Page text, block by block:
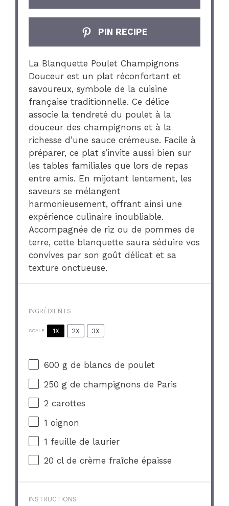
PIN RECIPE
La Blanquette Poulet Champignons
Douceur est un plat réconfortant et
savoureux, symbole de la cuisine
française traditionnelle. Ce délice
associe la tendreté du poulet à la
douceur des champignons et à la
richesse d’une sauce crémeuse. Facile à
préparer, ce plat s’invite aussi bien sur
les tables familiales que lors de repas
entre amis. En mijotant lentement, les
saveurs se mélangent
harmonieusement, offrant ainsi une
expérience culinaire inoubliable.
Accompagnée de riz ou de pommes de
terre, cette blanquette saura séduire vos
convives par son goût délicat et sa
texture onctueuse.
INGRÉDIENTS
SCALE 1X 2X 3X
600 g de blancs de poulet
250 g de champignons de Paris
2 carottes
1 oignon
1 feuille de laurier
20 cl de crème fraîche épaisse
INSTRUCTIONS